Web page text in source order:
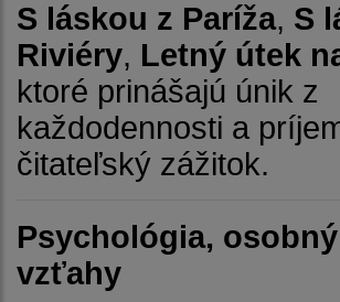
S láskou z Paríža, S
Riviéry, Letný útek
ktoré prinášajú únik z
každodennosti a
čitateľský zážitok.
Psychológia,
vzťahy